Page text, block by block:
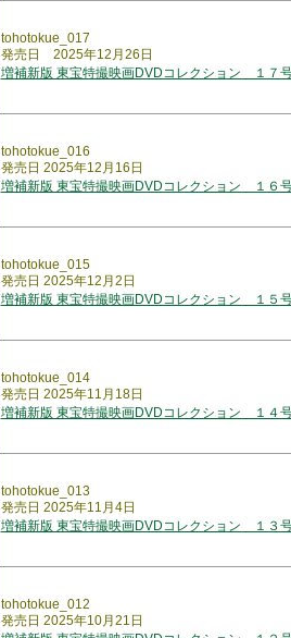
tohotokue_017
発売日 2025年12月26日
増補新版 東宝特撮映画DVDコレクション １７
tohotokue_016
発売日 2025年12月16日
増補新版 東宝特撮映画DVDコレクション １６
tohotokue_015
発売日 2025年12月2日
増補新版 東宝特撮映画DVDコレクション １５
tohotokue_014
発売日 2025年11月18日
増補新版 東宝特撮映画DVDコレクション １４
tohotokue_013
発売日 2025年11月4日
増補新版 東宝特撮映画DVDコレクション １３
tohotokue_012
発売日 2025年10月21日